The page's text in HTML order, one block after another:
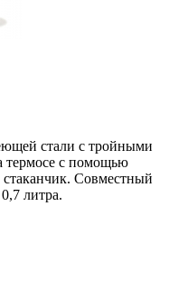
стали с тройными
термосе с помощью
стаканчик. Совместный
литра.